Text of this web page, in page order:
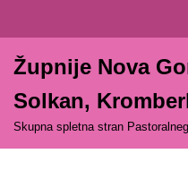
na
vsebino
Župnije Nova
Solkan,
Skupna spletna stran